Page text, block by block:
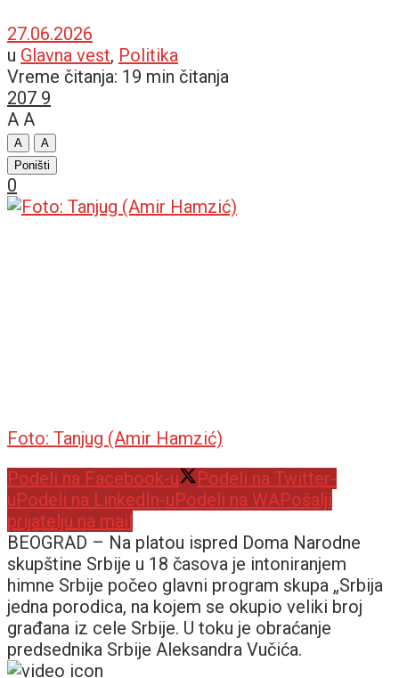
27.06.2026
u Glavna vest, Politika
Vreme čitanja: 19 min čitanja
207 9
A A
A
A
Poništi
0
Foto: Tanjug (Amir Hamzić)
Podeli na Facebook-u
Podeli na Twitter-
uPodeli na LinkedIn-uPodeli na WAPošalji
prijatelju na mail
BEOGRAD – Na platou ispred Doma Narodne
skupštine Srbije u 18 časova je intoniranjem
himne Srbije počeo glavni program skupa „Srbija
jedna porodica, na kojem se okupio veliki broj
građana iz cele Srbije. U toku je obraćanje
predsednika Srbije Aleksandra Vučića.